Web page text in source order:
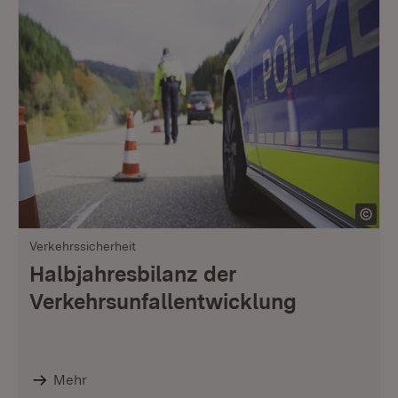
Verkehrssicherheit
Halbjahresbilanz der
Verkehrsunfallentwicklung
Mehr